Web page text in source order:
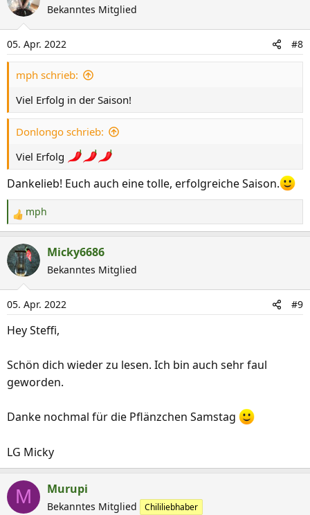
Bekanntes Mitglied
05. Apr. 2022 #8
mph schrieb:
Viel Erfolg in der Saison!
Donlongo schrieb:
Viel Erfolg
Dankelieb! Euch auch eine tolle, erfolgreiche Saison.
R
e
a
k
t
i
o
n
:
mph
Micky6686
Bekanntes Mitglied
05. Apr. 2022 #9
Hey Steffi,
Schön dich wieder zu lesen. Ich bin auch sehr faul
geworden.
Danke nochmal für die Pflänzchen Samstag
LG Micky
M Murupi
Bekanntes Mitglied Chililiebhaber